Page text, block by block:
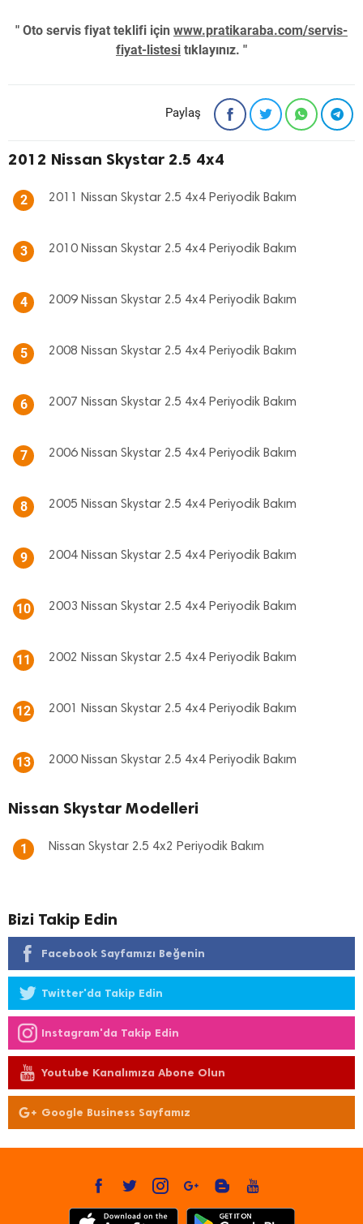
" Oto servis fiyat teklifi için www.pratikaraba.com/servis-
fiyat-listesi tıklayınız. "
Paylaş
2012 Nissan Skystar 2.5 4x4
2 2011 Nissan Skystar 2.5 4x4 Periyodik Bakım
3 2010 Nissan Skystar 2.5 4x4 Periyodik Bakım
4 2009 Nissan Skystar 2.5 4x4 Periyodik Bakım
5 2008 Nissan Skystar 2.5 4x4 Periyodik Bakım
6 2007 Nissan Skystar 2.5 4x4 Periyodik Bakım
7 2006 Nissan Skystar 2.5 4x4 Periyodik Bakım
8 2005 Nissan Skystar 2.5 4x4 Periyodik Bakım
9 2004 Nissan Skystar 2.5 4x4 Periyodik Bakım
10 2003 Nissan Skystar 2.5 4x4 Periyodik Bakım
11 2002 Nissan Skystar 2.5 4x4 Periyodik Bakım
12 2001 Nissan Skystar 2.5 4x4 Periyodik Bakım
13 2000 Nissan Skystar 2.5 4x4 Periyodik Bakım
Nissan Skystar Modelleri
1 Nissan Skystar 2.5 4x2 Periyodik Bakım
Bizi Takip Edin
Facebook Sayfamızı Beğenin
Twitter'da Takip Edin
Instagram'da Takip Edin
Youtube Kanalımıza Abone Olun
Google Business Sayfamız